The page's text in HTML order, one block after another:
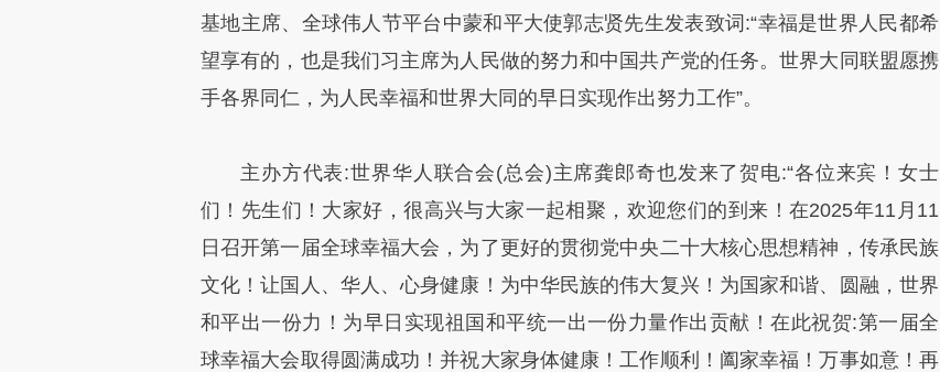
基地主席、全球伟人节平台中蒙和平大使郭志贤先生发表致词:“幸福是世界人民都希
望享有的，也是我们习主席为人民做的努力和中国共产党的任务。世界大同联盟愿携
手各界同仁，为人民幸福和世界大同的早日实现作出努力工作”。
主办方代表:世界华人联合会(总会)主席龚郎奇也发来了贺电:“各位来宾！女士
们！先生们！大家好，很高兴与大家一起相聚，欢迎您们的到来！在2025年11月11
日召开第一届全球幸福大会，为了更好的贯彻党中央二十大核心思想精神，传承民族
文化！让国人、华人、心身健康！为中华民族的伟大复兴！为国家和谐、圆融，世界
和平出一份力！为早日实现祖国和平统一出一份力量作出贡献！在此祝贺:第一届全
球幸福大会取得圆满成功！并祝大家身体健康！工作顺利！阖家幸福！万事如意！再